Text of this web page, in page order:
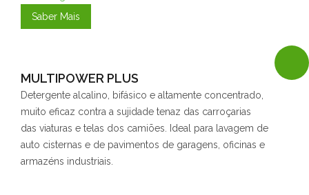
Saber Mais
MULTIPOWER PLUS
Detergente alcalino, bifásico e altamente concentrado,
muito eficaz contra a sujidade tenaz das carroçarias
das viaturas e telas dos camiões. Ideal para lavagem de
auto cisternas e de pavimentos de garagens, oficinas e
armazéns industriais.